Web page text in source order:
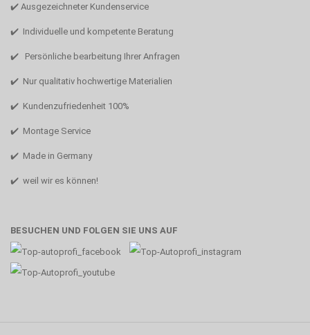
✔️ Ausgezeichneter Kundenservice
✔️ Individuelle und kompetente Beratung
✔️ Persönliche bearbeitung Ihrer Anfragen
✔️ Nur qualitativ hochwertige Materialien
✔️ Kundenzufriedenheit 100%
✔️ Montage Service
✔️ Made in Germany
✔️ weil wir es können!
BESUCHEN UND FOLGEN SIE UNS AUF